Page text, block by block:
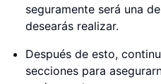
seguramente será una
desearás realizar.
Después de esto,
secciones para